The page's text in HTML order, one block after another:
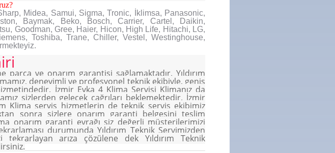
Midea, Samui, Sigma, Tronic, İklimsa, Panasonic,
Baymak, Beko, Bosch, Carrier, Cartel, Daikin,
Goodman, Gree, Haier, Hicon, High Life, Hitachi, LG,
Toshiba, Trane, Chiller, Vestel, Westinghouse,
ve onarım garantisi sağlamaktadır. Yıldırım
deneyimli ve profesyonel teknik ekibiyle, geniş
İzmir Evka 4 Klima Servisi Klimanız da
sizlerden gelecek çağrıları beklemektedir. İzmir
Klima servis hizmetlerin de teknik servis ekibimiz
sonra sizlere onarım garanti belgesini teslim
onarım garanti evrağı siz değerli müşterilerimizi
durumunda Yıldırım Teknik Servimizden
arıza çözülene dek Yıldırım Teknik